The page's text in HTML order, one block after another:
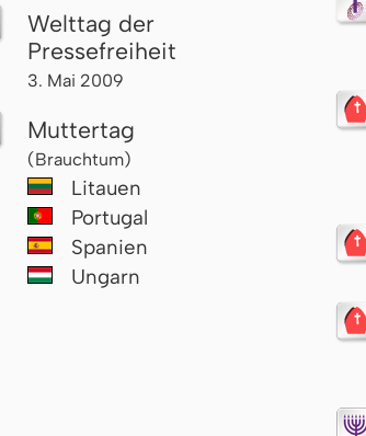
Welttag der
Pressefreiheit
3. Mai 2009
Muttertag
(Brauchtum)
Litauen
Portugal
Spanien
Ungarn